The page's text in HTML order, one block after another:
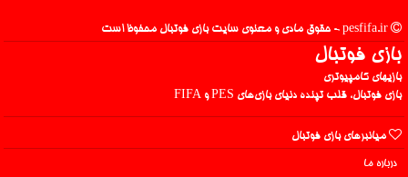
بازی فوتبال
بازیهای کامپیوتری
بازی فوتبال، قلب تپنده دنیای بازی‌های PES و FIFA
میانبرهای بازی فوتبال
درباره ما